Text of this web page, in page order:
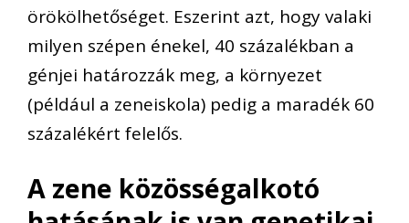
örökölhetőséget. Eszerint azt, hogy valaki
milyen szépen énekel, 40 százalékban a
génjei határozzák meg, a környezet
(például a zeneiskola) pedig a maradék 60
százalékért felelős.
A zene közösségalkotó